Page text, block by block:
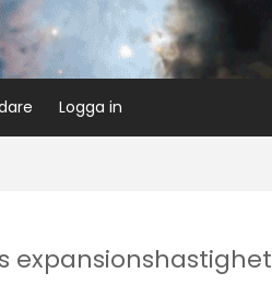
Logga in
expansionshastighet